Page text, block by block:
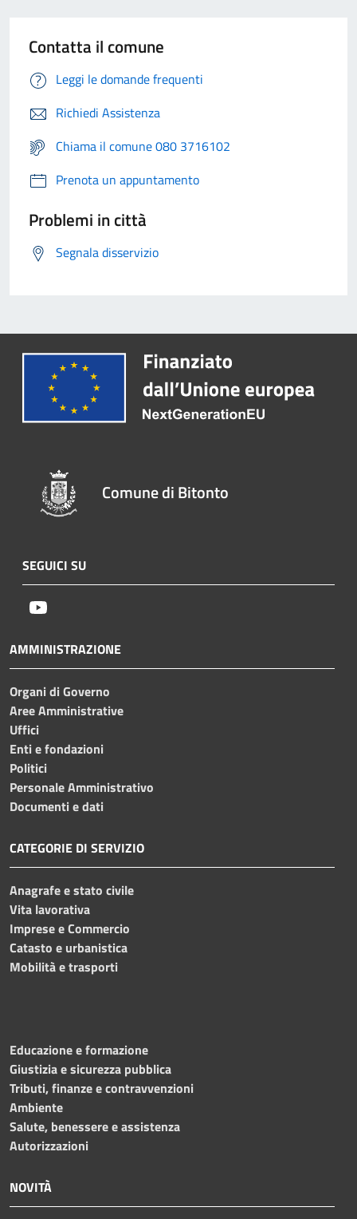
Contatta il comune
Leggi le domande frequenti
Richiedi Assistenza
Chiama il comune 080 3716102
Prenota un appuntamento
Problemi in città
Segnala disservizio
Comune di Bitonto
SEGUICI SU
AMMINISTRAZIONE
Organi di Governo
Aree Amministrative
Uffici
Enti e fondazioni
Politici
Personale Amministrativo
Documenti e dati
CATEGORIE DI SERVIZIO
Anagrafe e stato civile
Vita lavorativa
Imprese e Commercio
Catasto e urbanistica
Mobilità e trasporti
Educazione e formazione
Giustizia e sicurezza pubblica
Tributi, finanze e contravvenzioni
Ambiente
Salute, benessere e assistenza
Autorizzazioni
NOVITÀ